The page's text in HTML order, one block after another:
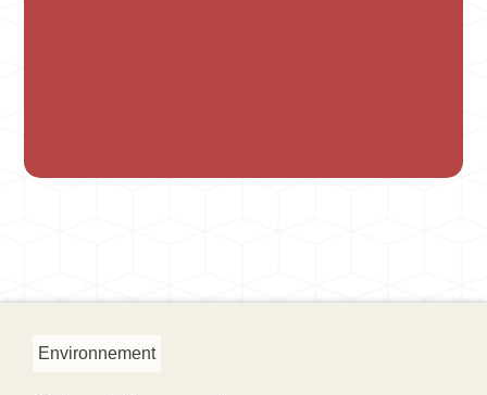
Environnement